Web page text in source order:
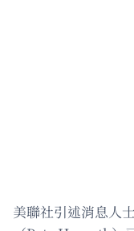
美聯社引述消息人